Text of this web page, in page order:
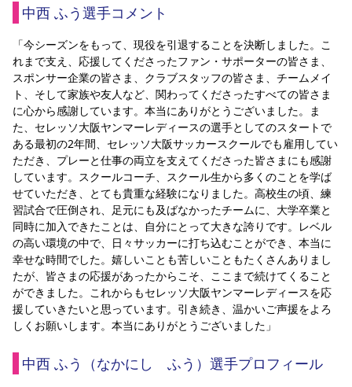
中西 ふう選手コメント
「今シーズンをもって、現役を引退することを決断しました。こ
れまで支え、応援してくださったファン・サポーターの皆さま、
スポンサー企業の皆さま、クラブスタッフの皆さま、チームメイ
ト、そして家族や友人など、関わってくださったすべての皆さま
に心から感謝しています。本当にありがとうございました。ま
た、セレッソ大阪ヤンマーレディースの選手としてのスタートで
ある最初の2年間、セレッソ大阪サッカースクールでも雇用してい
ただき、プレーと仕事の両立を支えてくださった皆さまにも感謝
しています。スクールコーチ、スクール生から多くのことを学ば
せていただき、とても貴重な経験になりました。高校生の頃、練
習試合で圧倒され、足元にも及ばなかったチームに、大学卒業と
同時に加入できたことは、自分にとって大きな誇りです。レベル
の高い環境の中で、日々サッカーに打ち込むことができ、本当に
幸せな時間でした。嬉しいことも苦しいこともたくさんありまし
たが、皆さまの応援があったからこそ、ここまで続けてくること
ができました。これからもセレッソ大阪ヤンマーレディースを応
援していきたいと思っています。引き続き、温かいご声援をよろ
しくお願いします。本当にありがとうございました」
中西 ふう（なかにし　ふう）選手プロフィール